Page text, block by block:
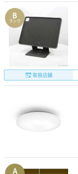
B
ランク
取扱店舗
A